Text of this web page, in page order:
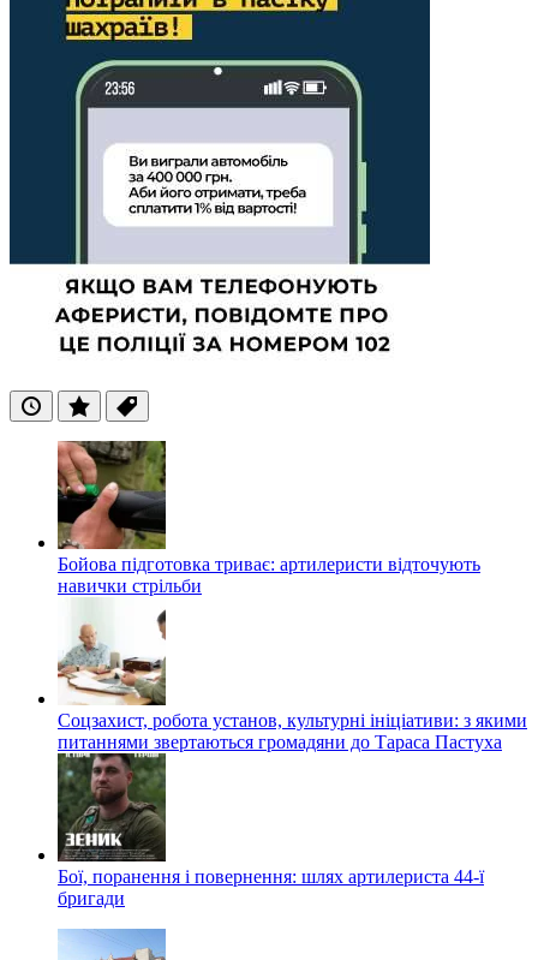
ОстанніПопулярні
Теги
Бойова підготовка триває: артилеристи відточують
навички стрільби
Соцзахист, робота установ, культурні ініціативи: з якими
питаннями звертаються громадяни до Тараса Пастуха
Бої, поранення і повернення: шлях артилериста 44-ї
бригади